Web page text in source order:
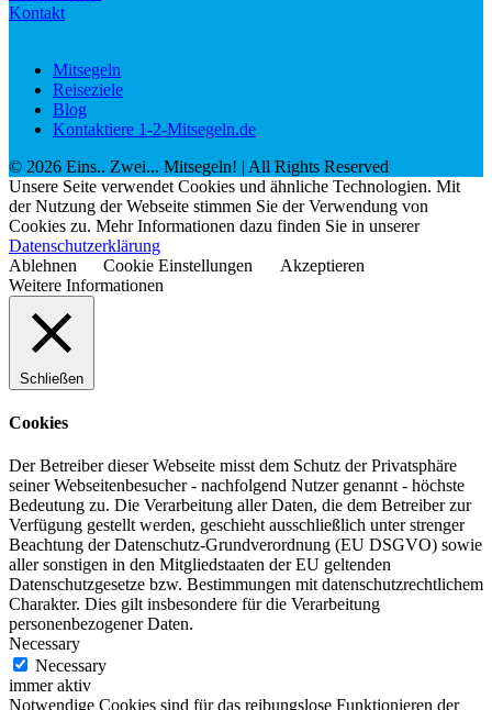
Kontakt
Mitsegeln
Reiseziele
Blog
Kontaktiere 1-2-Mitsegeln.de
© 2026 Eins.. Zwei... Mitsegeln! | All Rights Reserved
Unsere Seite verwendet Cookies und ähnliche Technologien. Mit
der Nutzung der Webseite stimmen Sie der Verwendung von
Cookies zu. Mehr Informationen dazu finden Sie in unserer
Datenschutzerklärung
Ablehnen
Cookie Einstellungen
Akzeptieren
Weitere Informationen
Schließen
Cookies
Der Betreiber dieser Webseite misst dem Schutz der Privatsphäre
seiner Webseitenbesucher - nachfolgend Nutzer genannt - höchste
Bedeutung zu. Die Verarbeitung aller Daten, die dem Betreiber zur
Verfügung gestellt werden, geschieht ausschließlich unter strenger
Beachtung der Datenschutz-Grundverordnung (EU DSGVO) sowie
aller sonstigen in den Mitgliedstaaten der EU geltenden
Datenschutzgesetze bzw. Bestimmungen mit datenschutzrechtlichem
Charakter. Dies gilt insbesondere für die Verarbeitung
personenbezogener Daten.
Necessary
Necessary
immer aktiv
Notwendige Cookies sind für das reibungslose Funktionieren der